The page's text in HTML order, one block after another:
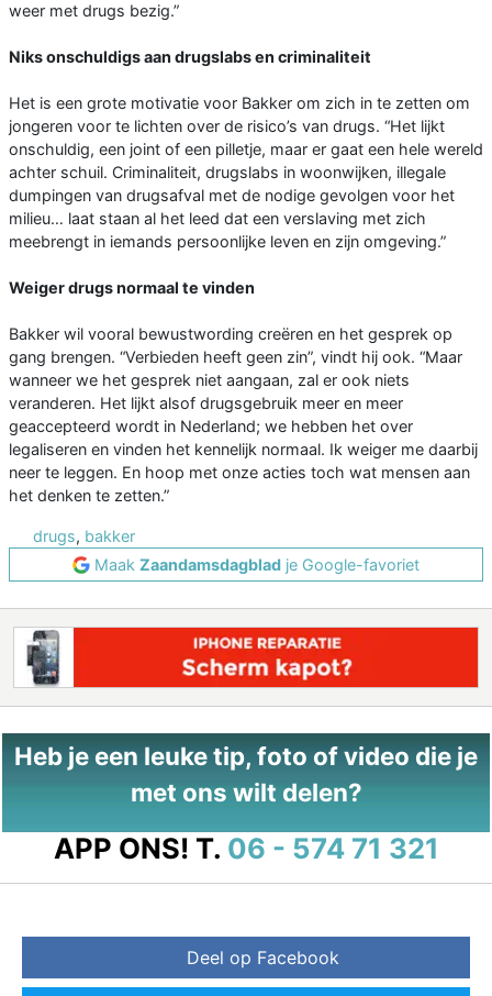
weer met drugs bezig.”
Niks onschuldigs aan drugslabs en criminaliteit
Het is een grote motivatie voor Bakker om zich in te zetten om
jongeren voor te lichten over de risico’s van drugs. “Het lijkt
onschuldig, een joint of een pilletje, maar er gaat een hele wereld
achter schuil. Criminaliteit, drugslabs in woonwijken, illegale
dumpingen van drugsafval met de nodige gevolgen voor het
milieu… laat staan al het leed dat een verslaving met zich
meebrengt in iemands persoonlijke leven en zijn omgeving.”
Weiger drugs normaal te vinden
Bakker wil vooral bewustwording creëren en het gesprek op
gang brengen. “Verbieden heeft geen zin”, vindt hij ook. “Maar
wanneer we het gesprek niet aangaan, zal er ook niets
veranderen. Het lijkt alsof drugsgebruik meer en meer
geaccepteerd wordt in Nederland; we hebben het over
legaliseren en vinden het kennelijk normaal. Ik weiger me daarbij
neer te leggen. En hoop met onze acties toch wat mensen aan
het denken te zetten.”
drugs, bakker
Maak Zaandamsdagblad je Google-favoriet
Heb je een leuke tip, foto of video die je
met ons wilt delen?
APP ONS! T. 06 - 574 71 321
Deel op Facebook